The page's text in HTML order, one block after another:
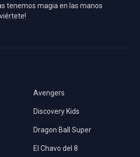
tenemos magia en las manos
Avengers
Discovery Kids
Dragon Ball Super
El Chavo del 8